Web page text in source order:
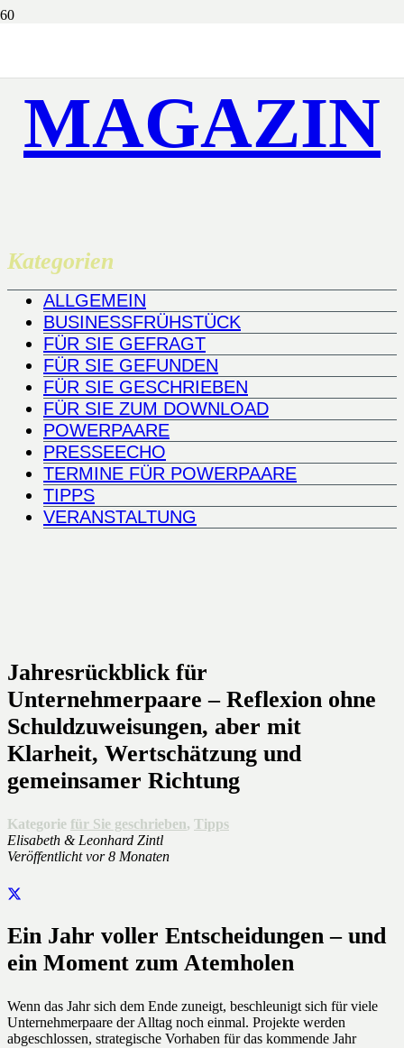
MAGAZIN
Kategorien
ALLGEMEIN
BUSINESSFRÜHSTÜCK
FÜR SIE GEFRAGT
FÜR SIE GEFUNDEN
FÜR SIE GESCHRIEBEN
FÜR SIE ZUM DOWNLOAD
POWERPAARE
PRESSEECHO
TERMINE FÜR POWERPAARE
TIPPS
VERANSTALTUNG
Jahresrückblick für
Unternehmerpaare – Reflexion ohne
Schuldzuweisungen, aber mit
Klarheit, Wertschätzung und
gemeinsamer Richtung
Kategorie für Sie geschrieben, Tipps
Elisabeth & Leonhard Zintl
Veröffentlichtvor 8 Monaten
Ein Jahr voller Entscheidungen – und
ein Moment zum Atemholen
Wenn das Jahr sich dem Ende zuneigt, beschleunigt sich für viele
Unternehmerpaare der Alltag noch einmal. Projekte werden
abgeschlossen, strategische Vorhaben für das kommende Jahr